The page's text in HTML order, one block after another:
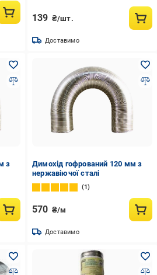
139 ₴/шт.
Доставимо
з
Димохід гофрований 120 мм з
нержавіючої сталі
1
570 ₴/м
Доставимо